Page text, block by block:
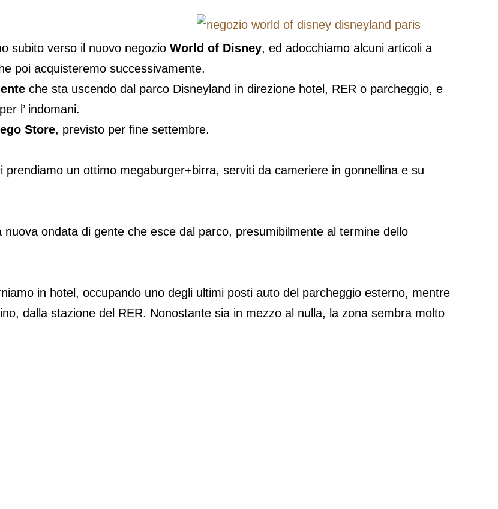
subito verso il nuovo negozio World of Disney, ed adocchiamo alcuni articoli a
poi acquisteremo successivamente.
che sta uscendo dal parco Disneyland in direzione hotel, RER o parcheggio, e
l’ indomani.
Store, previsto per fine settembre.
prendiamo un ottimo megaburger+birra, serviti da cameriere in gonnellina e su
ondata di gente che esce dal parco, presumibilmente al termine dello
in hotel, occupando uno degli ultimi posti auto del parcheggio esterno, mentre
dalla stazione del RER. Nonostante sia in mezzo al nulla, la zona sembra molto